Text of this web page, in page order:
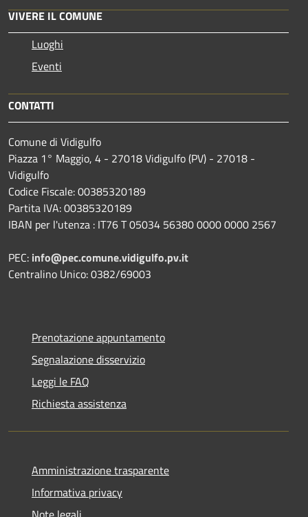
VIVERE IL COMUNE
Luoghi
Eventi
CONTATTI
Comune di Vidigulfo
Piazza 1° Maggio, 4 - 27018 Vidigulfo (PV) - 27018 -
Vidigulfo
Codice Fiscale: 00385320189
Partita IVA: 00385320189
IBAN per l'utenza : IT76 T 05034 56380 0000 0000 2567
PEC: info@pec.comune.vidigulfo.pv.it
Centralino Unico: 0382/69003
Prenotazione appuntamento
Segnalazione disservizio
Leggi le FAQ
Richiesta assistenza
Amministrazione trasparente
Informativa privacy